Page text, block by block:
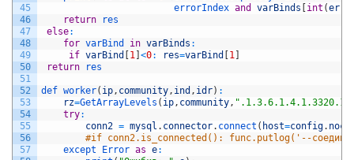
45
46
47
48
49
50
51
52
53
54
55
56
57
errorIndex and varBinds [int (
return
else:
for varBind in varBinds :
if varBind [1 ]<0: res=varBind [1 ]
return
res
def worker( ip , community , ind , idr) :
rz=GetArrayLevels ( ip , community ,
try:
conn2 = mysql . connector. connect ( host=config.
#if conn2.is_connected(): func.putlog('--
except Error as e: